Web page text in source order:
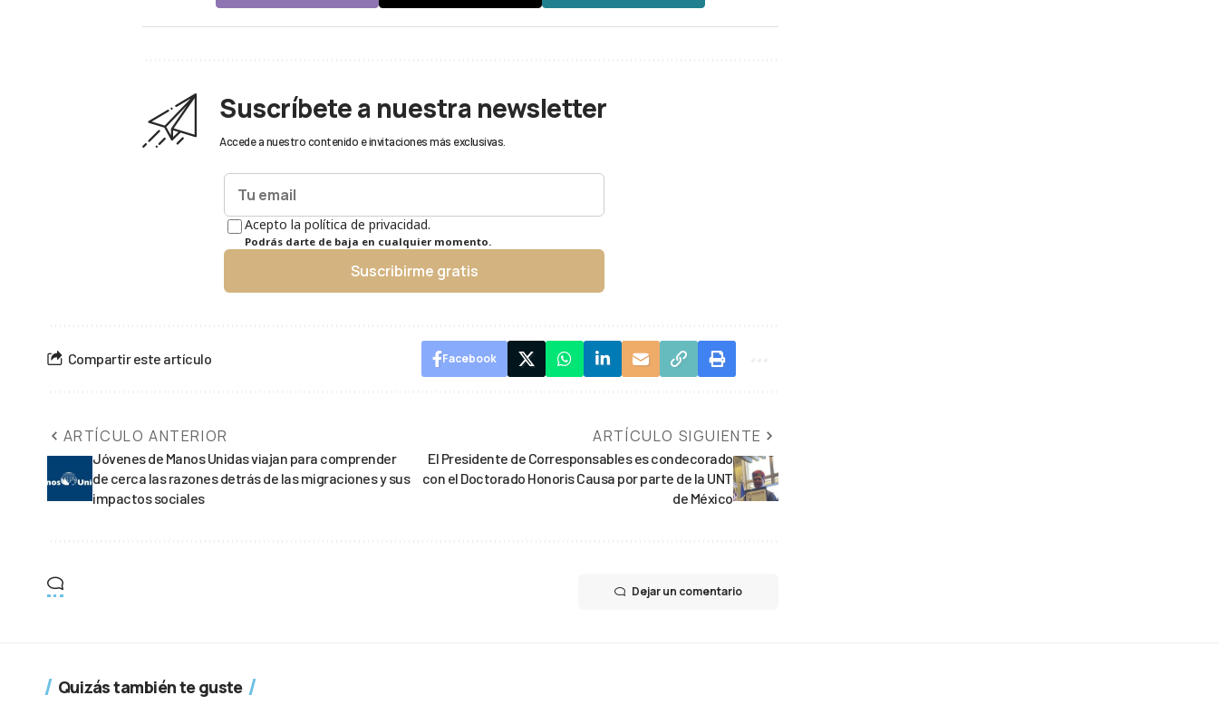
Suscríbete a nuestra newsletter
Accede a nuestro contenido e invitaciones más exclusivas.
Acepto la política de privacidad.
Podrás darte de baja en cualquier momento.
Suscribirme gratis
Compartir este artículo Facebook
ARTÍCULO ANTERIOR
Jóvenes de Manos Unidas viajan para comprender
de cerca las razones detrás de las migraciones y sus
impactos sociales
ARTÍCULO SIGUIENTE
El Presidente de Corresponsables es condecorado
con el Doctorado Honoris Causa por parte de la UNT
de México
Dejar un comentario
Quizás también te guste